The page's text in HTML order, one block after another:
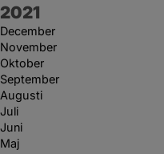
År:
2021
December
November
Oktober
September
Augusti
Juli
Juni
Maj